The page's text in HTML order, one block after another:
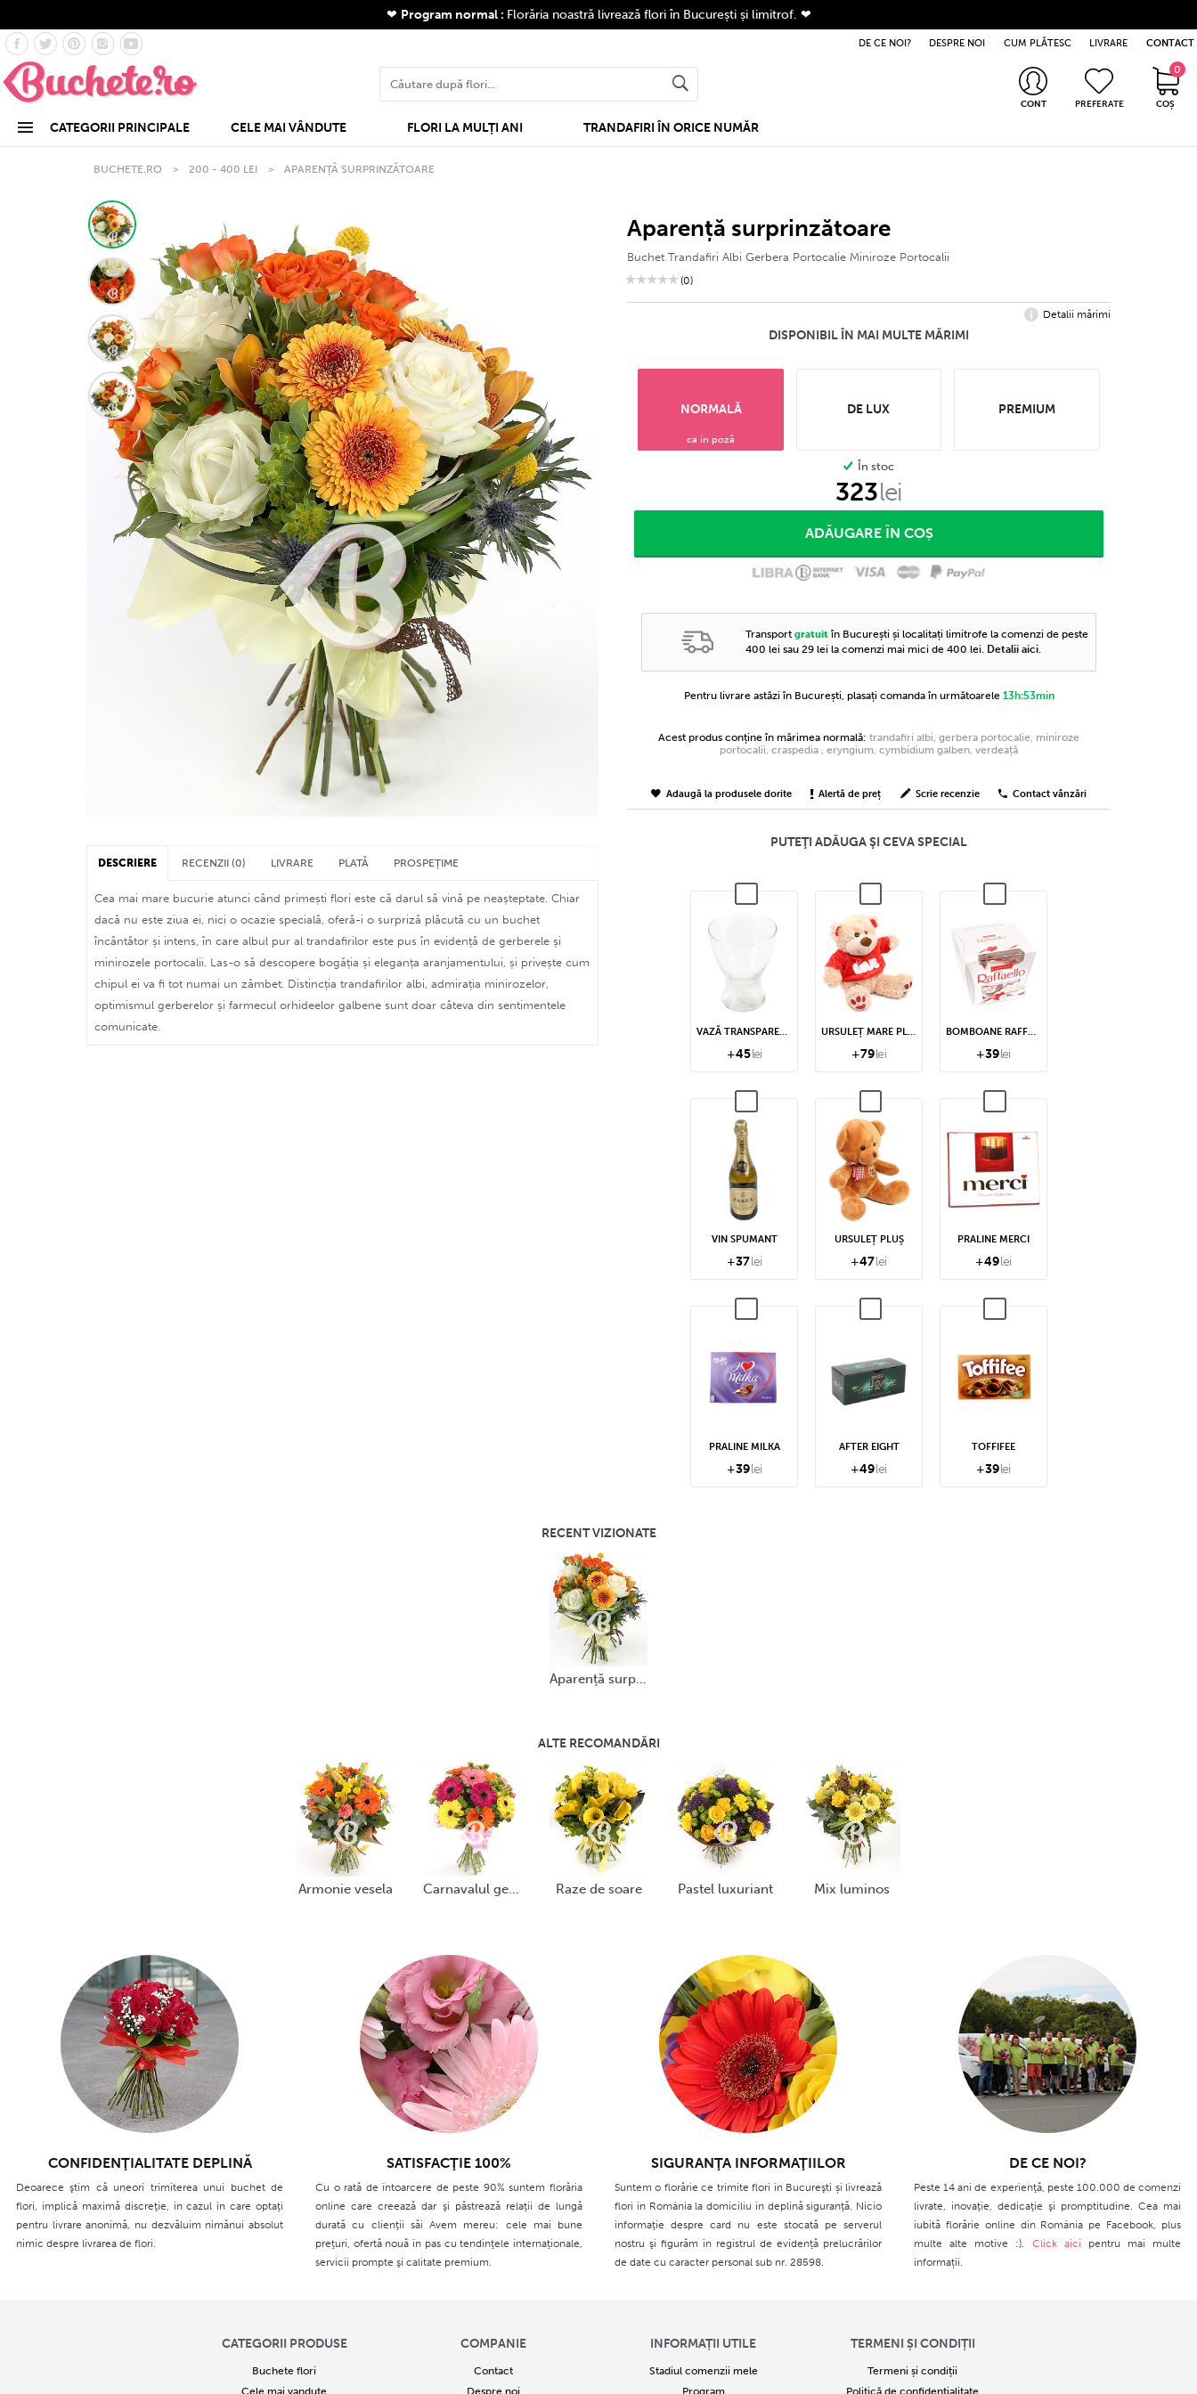
DE CE NOI? DESPRE NOI CUM PLĂTESC LIVRARE CONTACT
CONT
Nu ai cont? Apasă aici
PREFERATE
0
COȘ
0 produse
CATEGORII PRINCIPALE CELE MAI VÂNDUTE FLORI LA MULȚI ANI TRANDAFIRI ÎN ORICE NUMĂR
❤ Program normal : Florăria noastră livrează flori în București și limitrof. ❤
BUCHETE.RO > 200 - 400 LEI > APARENȚĂ SURPRINZĂTOARE
DESCRIERE RECENZII (0) LIVRARE PLATĂ PROSPEȚIME
Cea mai mare bucurie atunci când primești flori este că darul să vină pe neașteptate. Chiar
dacă nu este ziua ei, nici o ocazie specială, oferă-i o surpriză plăcută cu un buchet
încântător și intens, în care albul pur al trandafirilor este pus în evidență de gerberele și
minirozele portocalii. Las-o să descopere bogăția și eleganța aranjamentului, și privește cum
chipul ei va fi tot numai un zâmbet. Distincția trandafirilor albi, admirația minirozelor,
optimismul gerberelor și farmecul orhideelor galbene sunt doar câteva din sentimentele
comunicate.
Informatii
aparență surprinzătoare
Buchet Trandafiri Albi Gerbera Portocalie Miniroze Portocalii
(0)
Detalii mărimi
DISPONIBIL ÎN MAI MULTE MĂRIMI
NORMALĂ
ca în poză
DE LUX PREMIUM
În stoc
323lei
Transport gratuit în București și localitați limitrofe la comenzi de peste
400 lei sau 29 lei la comenzi mai mici de 400 lei. Detalii aici.
Pentru livrare astăzi în București, plasați comanda în următoarele 13h:53min
Acest produs conține în mărimea normală: trandafiri albi, gerbera portocalie, miniroze
portocalii, craspedia , eryngium, cymbidium galben, verdeață
Adaugă la produsele dorite Alertă de preț Scrie recenzie Contact vânzări
PUTEŢI ADĂUGA ŞI CEVA SPECIAL
VAZĂ TRANSPARENTĂ
+45lei
URSULEȚ MARE PLUȘ
+79lei
BOMBOANE RAFFAELLO
+39lei
VIN SPUMANT
+37lei
URSULEȚ PLUȘ
+47lei
PRALINE MERCI
+49lei
PRALINE MILKA
+39lei
AFTER EIGHT
+49lei
TOFFIFEE
+39lei
RECENT VIZIONATE
aparență surprinzătoare
ALTE RECOMANDĂRI
armonie vesela carnavalul gerberelor raze de soare pastel luxuriant mix luminos
CONFIDENŢIALITATE DEPLINĂ
Deoarece ştim că uneori trimiterea unui buchet de
flori, implică maximă discreţie, în cazul în care optaţi
pentru livrare anonimă, nu dezvăluim nimănui absolut
nimic despre livrarea de flori.
SATISFACŢIE 100%
Cu o rată de întoarcere de peste 90% suntem florăria
online care creează dar şi păstrează relaţii de lungă
durată cu clienţii săi Avem mereu: cele mai bune
preţuri, ofertă nouă în pas cu tendinţele internaţionale,
servicii prompte şi calitate premium.
SIGURANŢA INFORMAŢIILOR
Suntem o florărie ce trimite flori în Bucureşti și livrează
flori în România la domiciliu în deplină siguranţă. Nicio
informaţie despre card nu este stocată pe serverul
nostru şi figurăm în registrul de evidenţă prelucrărilor
de date cu caracter personal sub nr. 28598.
DE CE NOI?
Peste 14 ani de experienţă, peste 100.000 de comenzi
livrate, inovaţie, dedicaţie şi promptitudine. Cea mai
iubită florărie online din România pe Facebook, plus
multe alte motive :). Click aici pentru mai multe
informații.
CATEGORII PRODUSE
Buchete flori
COMPANIE
Contact
INFORMAȚII UTILE
Stadiul comenzii mele
TERMENI ȘI CONDIȚII
Termeni și condiții